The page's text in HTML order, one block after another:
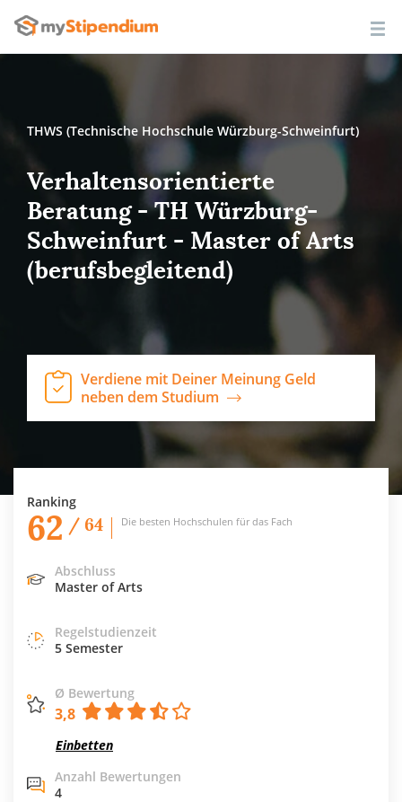
THWS (Technische Hochschule Würzburg-Schweinfurt)
Verhaltensorientierte
Beratung - TH Würzburg-
Schweinfurt - Master of Arts
(berufsbegleitend)
Verdiene mit Deiner Meinung Geld
neben dem Studium
Ranking
62 / 64 Die besten Hochschulen für das Fach
Abschluss
Master of Arts
Regelstudienzeit
5 Semester
Ø Bewertung
3,8
Einbetten
Anzahl Bewertungen
4